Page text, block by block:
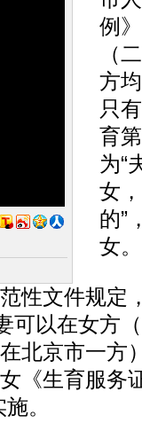
例
（
方
只
育
为“
女
的”
女。
文件规定
可以在女方
北京市一方
《生育服务
。